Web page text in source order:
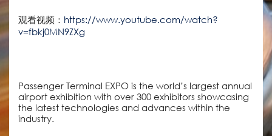
观看视频： https://www.youtube.com/watch?
v=fbkj0MN9ZXg
Passenger Terminal EXPO is the world’s largest annual
airport exhibition with over 300 exhibitors showcasing
the latest technologies and advances within the
industry.